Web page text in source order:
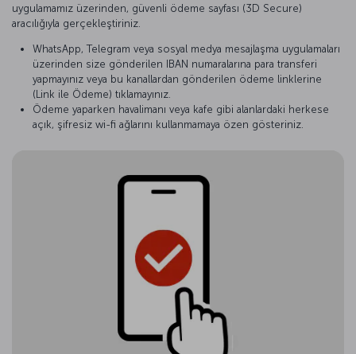
uygulamamız üzerinden, güvenli ödeme sayfası (3D Secure)
aracılığıyla gerçekleştiriniz.
WhatsApp, Telegram veya sosyal medya mesajlaşma uygulamaları
üzerinden size gönderilen IBAN numaralarına para transferi
yapmayınız veya bu kanallardan gönderilen ödeme linklerine
(Link ile Ödeme) tıklamayınız.
Ödeme yaparken havalimanı veya kafe gibi alanlardaki herkese
açık, şifresiz wi-fi ağlarını kullanmamaya özen gösteriniz.